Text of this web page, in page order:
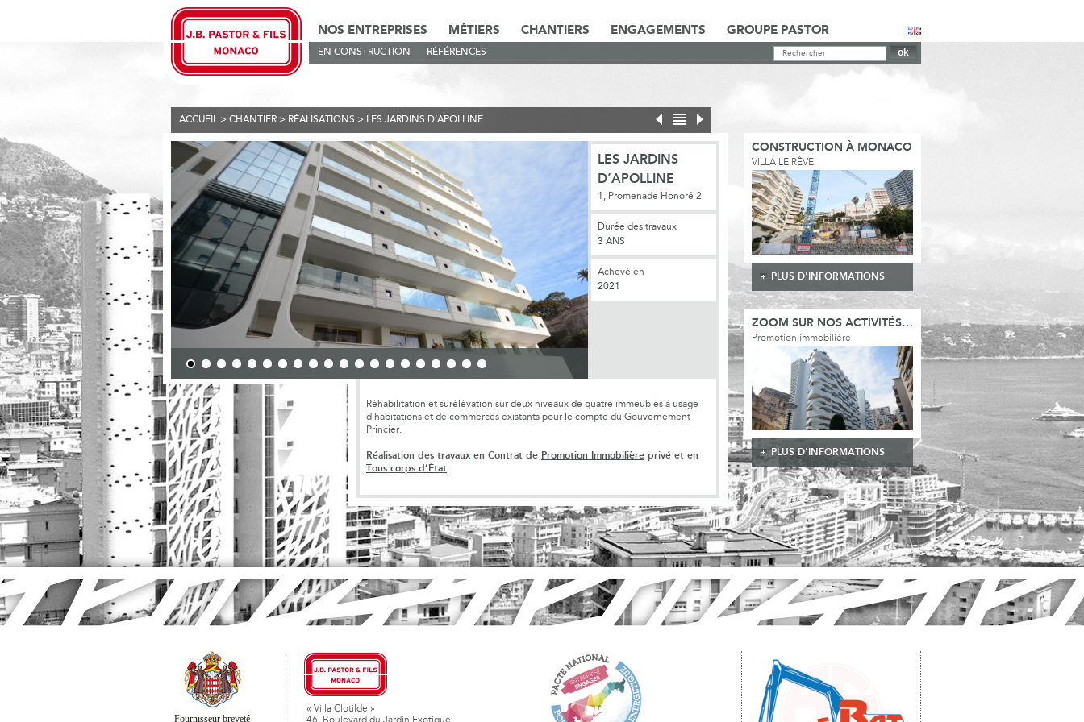
NOS ENTREPRISES MÉTIERS CHANTIERS ENGAGEMENTS GROUPE PASTOR
EN CONSTRUCTION RÉFÉRENCES
ACCUEIL > CHANTIER > RÉALISATIONS > LES JARDINS D’APOLLINE
LES JARDINS
D’APOLLINE
1, Promenade Honoré 2
Durée des travaux
3 ANS
Achevé en
2021
Réhabilitation et surélévation sur deux niveaux de quatre immeubles à usage
d’habitations et de commerces existants pour le compte du Gouvernement
Princier.
Réalisation des travaux en Contrat de Promotion Immobilière privé et en
Tous corps d’État.
CONSTRUCTION À MONACO
VILLA LE RÊVE
PLUS D'INFORMATIONS
ZOOM SUR NOS ACTIVITÉS…
Promotion immobilière
PLUS D'INFORMATIONS
Fournisseur breveté
« Villa Clotilde »